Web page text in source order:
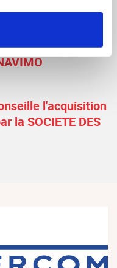
GUERARD
l'acquisition
la SOCIETE DES